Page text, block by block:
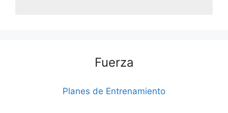
Fuerza
Planes de Entrenamiento